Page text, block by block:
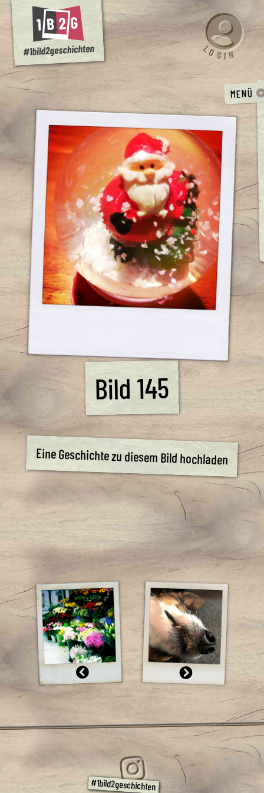
MENÜ
LOG IN
Bild 145
Eine Geschichte zu diesem Bild hochladen